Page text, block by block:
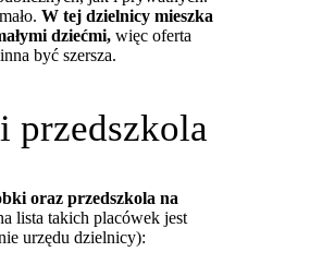
W tej dzielnicy mieszka
dziećmi, więc oferta
być szersza.
przedszkola
oraz przedszkola na
lista takich placówek jest
urzędu dzielnicy):